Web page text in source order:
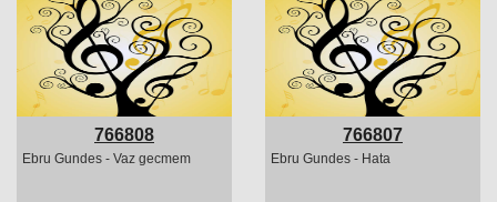
766808
Ebru Gundes - Vaz gecmem
766807
Ebru Gundes - Hata